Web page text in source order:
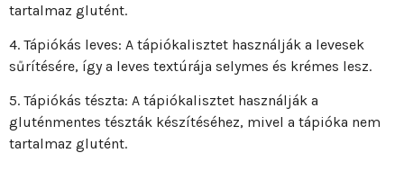
tartalmaz glutént.
4. Tápiókás leves: A tápiókalisztet használják a levesek
sűrítésére, így a leves textúrája selymes és krémes lesz.
5. Tápiókás tészta: A tápiókalisztet használják a
gluténmentes tészták készítéséhez, mivel a tápióka nem
tartalmaz glutént.